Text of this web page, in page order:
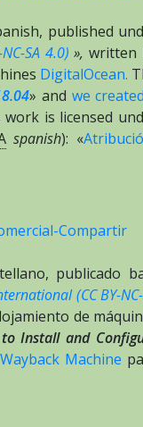
published
SA 4.0) »,written
DigitalOcean.
» and we
work is licensed
spanish): «
Compartir
publicado
(CC BY-
de
Install and
Machine